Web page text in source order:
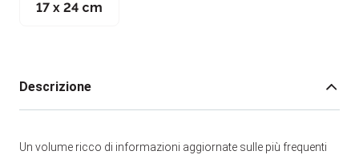
17 x 24 cm
Descrizione
Un volume ricco di informazioni aggiornate sulle più frequenti